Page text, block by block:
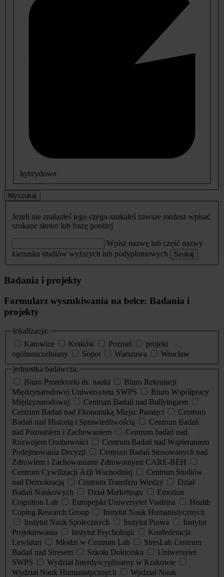
hybrydowo
Wyszukaj
Jeżeli nie znalazłeś tego czego szukałeś zawsze możesz wpisać
szukane słowo lub frazę poniżej
Wpisz nazwę lub część nazwy
kierunku studiów wyższych lub podyplomowych
Szukaj
Badania i projekty
Formularz wyszukiwania na belce: Badania i
projekty
lokalizacja:
Katowice
Kraków Poznań
projekt
ogólnouczelniany
Sopot Warszawa
Wrocław
jednostka badawcza:
Biuro Prorektorki ds. nauki
Biuro Rekrutacji
Międzynarodowej Uniwersytetu SWPS
Biuro Współpracy
Międzynarodowej
Centrum Badań nad Bullyingiem
Centrum Badań nad Ekonomiką Miejsc Pamięci
Centrum
Badań nad Historią i Sprawiedliwością
Centrum Badań
nad Poznaniem i Zachowaniem
Centrum badań nad
Rozwojem Osobowości
Centrum Badań nad Wspieraniem
Podejmowania Decyzji
Centrum Badań Stosowanych nad
Zdrowiem i Zachowaniami Zdrowotnymi CARE-BEH
Centrum Cywilizacji Azji Wschodniej
Centrum Studiów
nad Demokracją
Centrum Transferu Wiedzy
Dział
Badań Naukowych
Dział Marketingu
Emotion
Cognition Lab
Europejski Uniwersytet Viadrina
Health
Coping Research Group
Instytut Nauk Humanistycznych
Instytut Nauk Społecznych
Instytut Prawa
Instytut
Projektowania
Instytut Psychologii
Konfederacja
Lewiatan
Młodzi w Centrum Lab
StresLab Centrum
Badań nad Stresem
Szkoła Doktorska
Uniwersytet
SWPS
Wydział Interdyscyplinarny w Krakowie
Wydział Nauk Humanistycznych
Wydział Nauk